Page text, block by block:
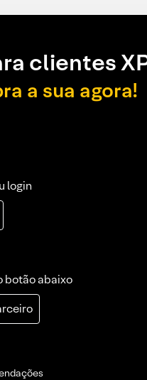
clientes
a sua agora!
login
botão abaixo